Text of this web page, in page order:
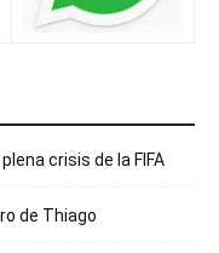
crisis de la FIFA
de Thiago